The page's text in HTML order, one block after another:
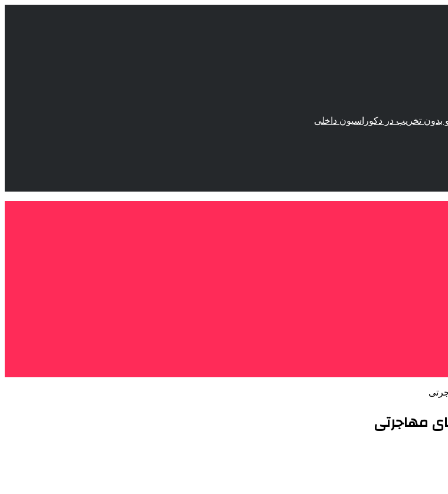
بدون تخریب در دکوراسیون داخلی
مهاجرتی